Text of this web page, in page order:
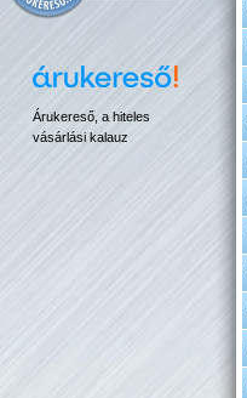
Árukereső, a hiteles
vásárlási kalauz